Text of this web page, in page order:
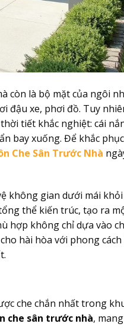
còn là bộ mặt của ngôi
đậu xe, phơi đồ. Tuy
tiết khắc nghiệt: cái
bay xuống. Để khắc
Che Sân Trước Nhà
không gian dưới mái
thể kiến trúc, tạo ra
hợp không chỉ dựa vào
hài hòa với phong
che chắn nhất trong
che sân trước nhà,